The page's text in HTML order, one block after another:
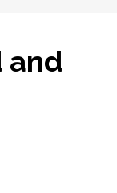
and